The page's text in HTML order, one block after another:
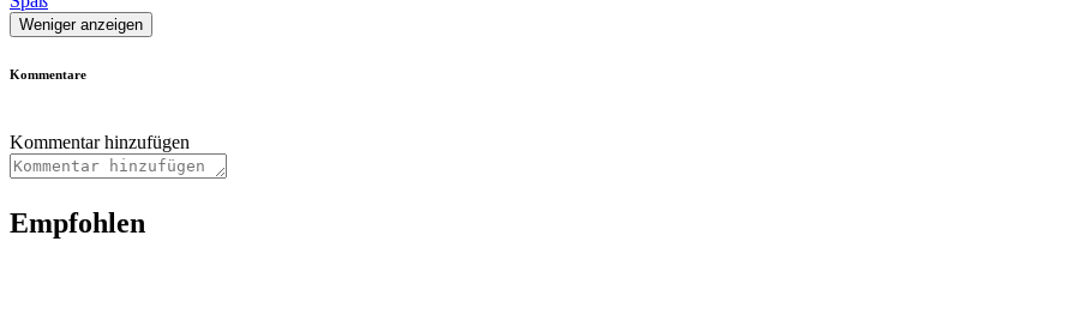
Weniger anzeigen
Kommentare
Kommentar hinzufügen
Empfohlen